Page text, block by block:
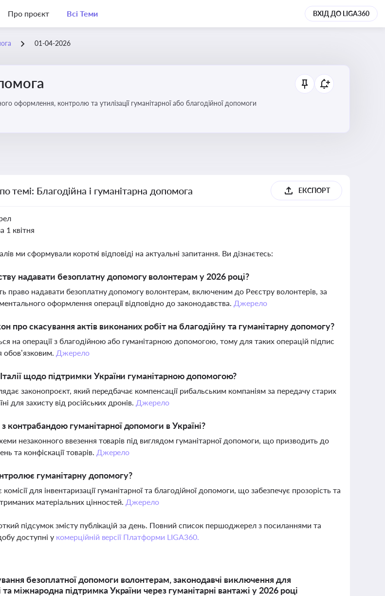
Про проєкт Всі Теми ВХІД ДО LIGA360
01-04-2026
оформлення, контролю та утилізації гуманітарної або благодійної допомоги
темі: Благодійна і гуманітарна допомога ЕКСПОРТ
1 квітня
ми сформували короткі відповіді на актуальні запитання. Ви дізнаєтесь:
надавати безоплатну допомогу волонтерам у 2026 році?
право надавати безоплатну допомогу волонтерам, включеним до Реєстру волонтерів, за
оформлення операції відповідно до законодавства. Джерело
про скасування актів виконаних робіт на благодійну та гуманітарну допомогу?
на операції з благодійною або гуманітарною допомогою, тому для таких операцій підпис
Джерело
Італії щодо підтримки України гуманітарною допомогою?
законопроєкт, який передбачає компенсації рибальським компаніям за передачу старих
для захисту від російських дронів. Джерело
з контрабандою гуманітарної допомоги в Україні?
незаконного ввезення товарів під виглядом гуманітарної допомоги, що призводить до
та конфіскації товарів. Джерело
гуманітарну допомогу?
для інвентаризації гуманітарної та благодійної допомоги, що забезпечує прозорість та
матеріальних цінностей. Джерело
підсумок змісту публікацій за день. Повний список першоджерел з посиланнями та
доступні у комерційній версії Платформи LIGA360.
безоплатної допомоги волонтерам, законодавчі виключення для
та міжнародна підтримка України через гуманітарні вантажі у 2026 році